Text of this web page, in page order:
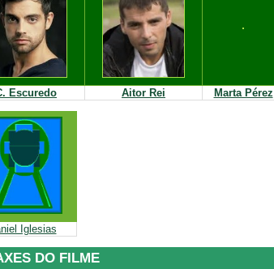
Escuredo Aitor Rei Marta Pérez
Iglesias
DO FILME